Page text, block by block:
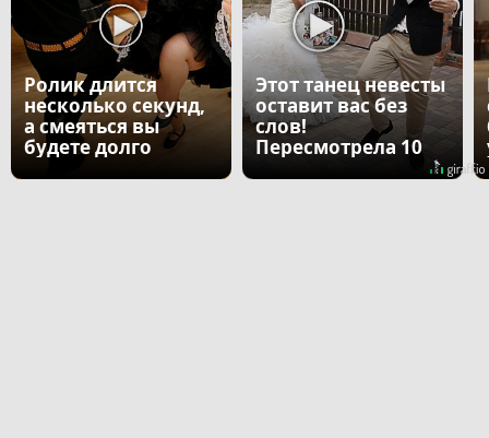
Ролик длится
несколько секунд,
а смеяться вы
будете долго
Этот танец невесты
оставит вас без
слов!
Пересмотрела 10